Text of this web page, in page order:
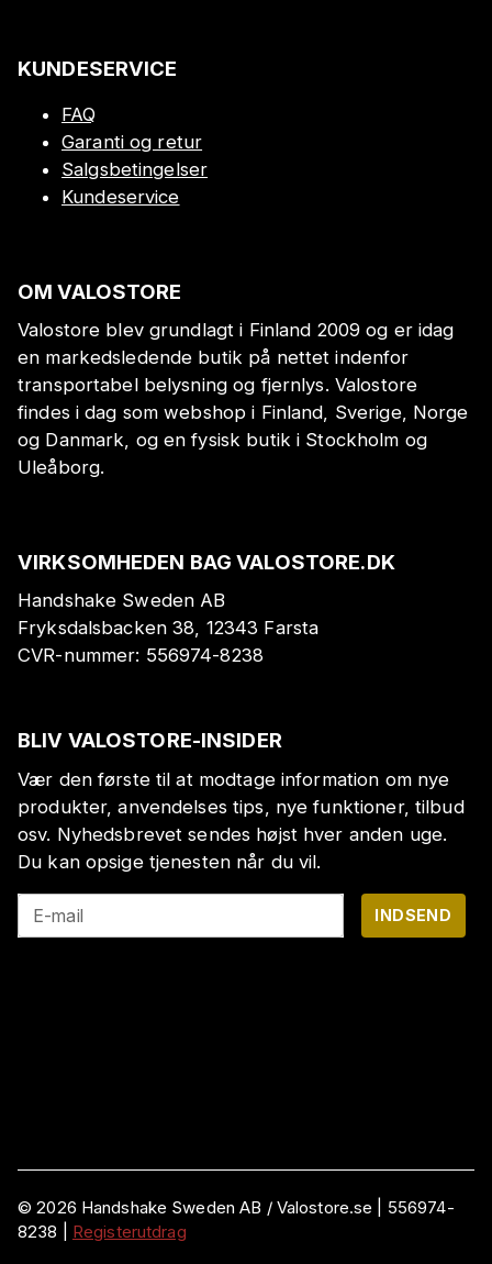
KUNDESERVICE
FAQ
Garanti og retur
Salgsbetingelser
Kundeservice
OM VALOSTORE
Valostore blev grundlagt i Finland 2009 og er idag
en markedsledende butik på nettet indenfor
transportabel belysning og fjernlys. Valostore
findes i dag som webshop i Finland, Sverige, Norge
og Danmark, og en fysisk butik i Stockholm og
Uleåborg.
VIRKSOMHEDEN BAG VALOSTORE.DK
Handshake Sweden AB
Fryksdalsbacken 38, 12343 Farsta
CVR-nummer: 556974-8238
BLIV VALOSTORE-INSIDER
Vær den første til at modtage information om nye
produkter, anvendelses tips, nye funktioner, tilbud
osv. Nyhedsbrevet sendes højst hver anden uge.
Du kan opsige tjenesten når du vil.
E-mail INDSEND
©2026 Handshake Sweden AB / Valostore.se | 556974-
8238
Registerutdrag